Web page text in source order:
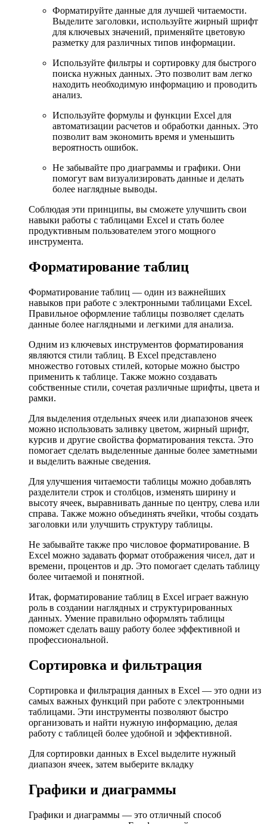
Форматируйте данные для лучшей читаемости.
Выделите заголовки, используйте жирный шрифт
для ключевых значений, применяйте цветовую
разметку для различных типов информации.
Используйте фильтры и сортировку для быстрого
поиска нужных данных. Это позволит вам легко
находить необходимую информацию и проводить
анализ.
Используйте формулы и функции Excel для
автоматизации расчетов и обработки данных. Это
позволит вам экономить время и уменьшить
вероятность ошибок.
Не забывайте про диаграммы и графики. Они
помогут вам визуализировать данные и делать
более наглядные выводы.
Соблюдая эти принципы, вы сможете улучшить свои
навыки работы с таблицами Excel и стать более
продуктивным пользователем этого мощного
инструмента.
Форматирование таблиц
Форматирование таблиц — один из важнейших
навыков при работе с электронными таблицами Excel.
Правильное оформление таблицы позволяет сделать
данные более наглядными и легкими для анализа.
Одним из ключевых инструментов форматирования
являются стили таблиц. В Excel представлено
множество готовых стилей, которые можно быстро
применить к таблице. Также можно создавать
собственные стили, сочетая различные шрифты, цвета и
рамки.
Для выделения отдельных ячеек или диапазонов ячеек
можно использовать заливку цветом, жирный шрифт,
курсив и другие свойства форматирования текста. Это
помогает сделать выделенные данные более заметными
и выделить важные сведения.
Для улучшения читаемости таблицы можно добавлять
разделители строк и столбцов, изменять ширину и
высоту ячеек, выравнивать данные по центру, слева или
справа. Также можно объединять ячейки, чтобы создать
заголовки или улучшить структуру таблицы.
Не забывайте также про числовое форматирование. В
Excel можно задавать формат отображения чисел, дат и
времени, процентов и др. Это помогает сделать таблицу
более читаемой и понятной.
Итак, форматирование таблиц в Excel играет важную
роль в создании наглядных и структурированных
данных. Умение правильно оформлять таблицы
поможет сделать вашу работу более эффективной и
профессиональной.
Сортировка и фильтрация
Сортировка и фильтрация данных в Excel — это одни из
самых важных функций при работе с электронными
таблицами. Эти инструменты позволяют быстро
организовать и найти нужную информацию, делая
работу с таблицей более удобной и эффективной.
Для сортировки данных в Excel выделите нужный
диапазон ячеек, затем выберите вкладку
Графики и диаграммы
Графики и диаграммы — это отличный способ